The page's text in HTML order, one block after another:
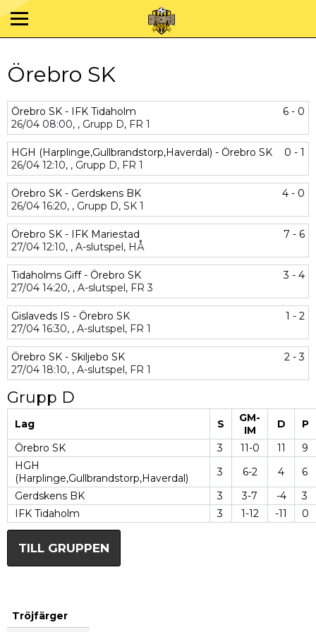
Örebro SK
Örebro SK - IFK Tidaholm
6 - 0
26/04 08:00, , Grupp D, FR 1
HGH (Harplinge,Gullbrandstorp,Haverdal) - Örebro SK
0 - 1
26/04 12:10, , Grupp D, FR 1
Örebro SK - Gerdskens BK
4 - 0
26/04 16:20, , Grupp D, SK 1
Örebro SK - IFK Mariestad
7 - 6
27/04 12:10, , A-slutspel, HÅ
Tidaholms Giff - Örebro SK
3 - 4
27/04 14:20, , A-slutspel, FR 3
Gislaveds IS - Örebro SK
1 - 2
27/04 16:30, , A-slutspel, FR 1
Örebro SK - Skiljebo SK
2 - 3
27/04 18:10, , A-slutspel, FR 1
Grupp D
Lag S
GM-
IM
D
P
Örebro SK
3 11-0 11
9
HGH
(Harplinge,Gullbrandstorp,Haverdal)
3 6-2 4
6
Gerdskens BK
3 3-7 -4
3
IFK Tidaholm
3 1-12 -11 0
TILL GRUPPEN
Tröjfärger